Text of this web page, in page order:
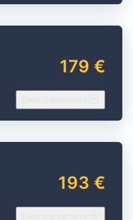
179 €
193 €